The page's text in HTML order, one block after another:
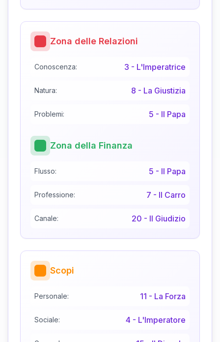
Zona delle Relazioni
Conoscenza: 3 - L'Imperatrice
Natura: 8 - La Giustizia
Problemi: 5 - Il Papa
Zona della Finanza
Flusso: 5 - Il Papa
Professione: 7 - Il Carro
Canale: 20 - Il Giudizio
Scopi
Personale: 11 - La Forza
Sociale: 4 - L'Imperatore